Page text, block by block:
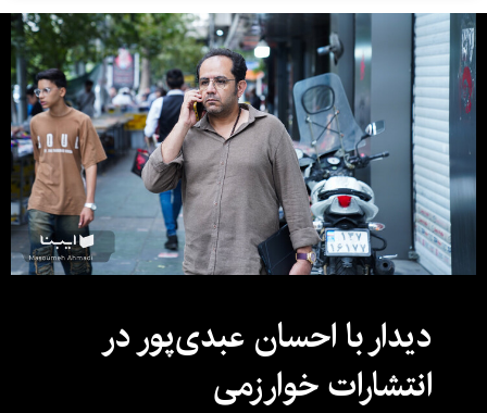
دیدار با احسان عبدی‌پور در
انتشارات خوارزمی